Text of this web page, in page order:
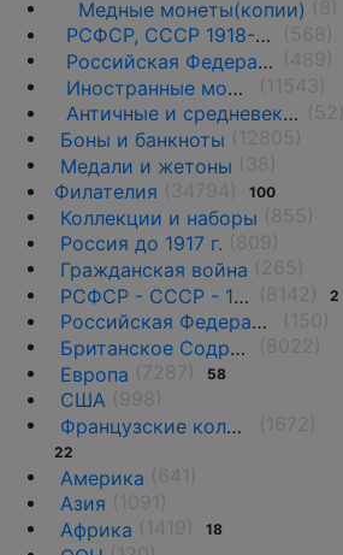
Медные монеты(копии)
РСФСР, СССР 1918-1991 гг.
Российская Федерация 1991 г.- н.д.
Иностранные монеты
Античные и средневековые государства
Боны и банкноты
Медали и жетоны
Филателия
100
Коллекции и наборы
Россия до 1917 г.
Гражданская война
РСФСР - СССР - 1918 - 1991
2
Российская Федерация(1992 г.-н.д.)
Британское Содружество
Европа
58
США
Французские колонии и территории
22
Америка
Азия
Африка
18